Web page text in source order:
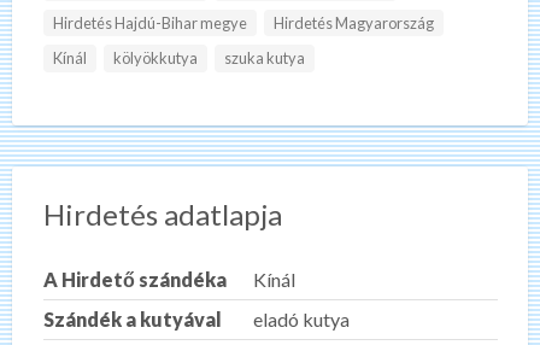
Hirdetés Hajdú-Bihar megye
Hirdetés Magyarország
Kínál
kölyökkutya szuka kutya
Hirdetés adatlapja
A Hirdető szándéka
Kínál
Szándék a kutyával
eladó kutya